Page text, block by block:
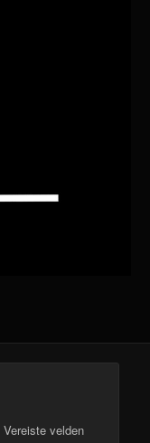
Vereiste velden